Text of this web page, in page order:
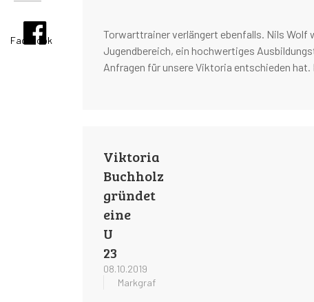
Facebook
Torwarttrainer verlängert ebenfalls. Nils Wolf
Jugendbereich, ein hochwertiges
Anfragen für unsere Viktoria entschieden
Viktoria
Buchholz
gründet
eine
U
23
08.10.2019
Markgraf